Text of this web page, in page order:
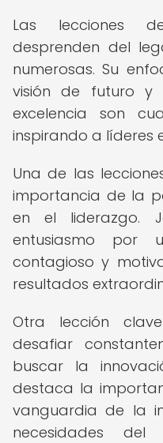
Las lecciones
desprenden del
numerosas. Su
visión de futuro y
excelencia son
inspirando a líderes
Una de las
importancia de la
en el liderazgo.
entusiasmo por
contagioso y
resultados
Otra lección
desafiar
buscar la
destaca la
vanguardia de la
necesidades